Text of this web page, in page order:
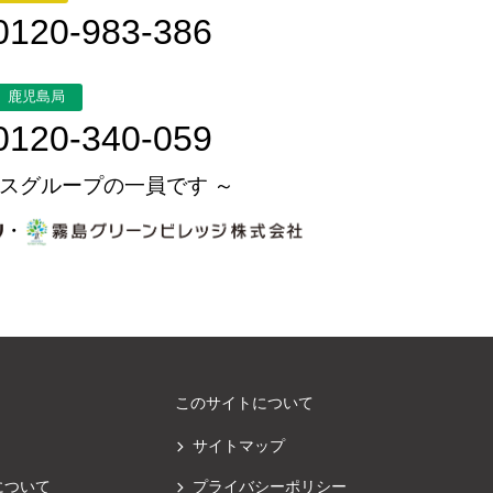
983-386
鹿児島局
340-059
グループの一員です ～
・
いて
このサイトについて
サイトマップ
プライバシーポリシー